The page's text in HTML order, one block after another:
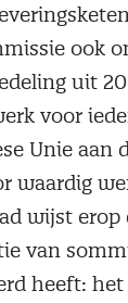
ook
uit
voor
Unie aan
waardig
wijst
van
heeft: